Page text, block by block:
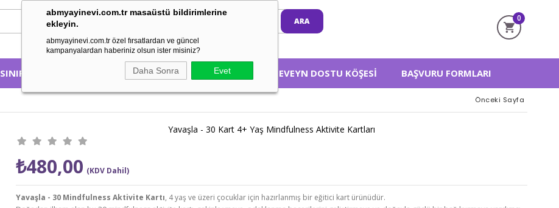
abmyayinevi.com.tr masaüstü bildirimlerine
ekleyin.
abmyayinevi.com.tr özel fırsatlardan ve güncel
kampanyalardan haberiniz olsun ister misiniz?
Daha Sonra Evet
0
SINIFA GÖRE KONUSUNA GÖRE HAKKIMIZDA EBEVEYN DOSTU KÖŞESI BAŞVURU FORMLARI
Önceki Sayfa
Yavaşla - 30 Kart 4+ Yaş Mindfulness Aktivite Kartları
₺480,00 (KDV Dahil)
Yavaşla - 30 Mindfulness Aktivite Kartı, 4 yaş ve üzeri çocuklar için hazırlanmış bir eğitici kart ürünüdür.